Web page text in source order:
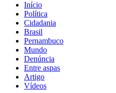
Início
Política
Cidadania
Brasil
Pernambuco
Mundo
Denúncia
Entre aspas
Artigo
Vídeos